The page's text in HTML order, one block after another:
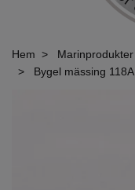
Hem Marinprodukter
Bygel mässing 118A